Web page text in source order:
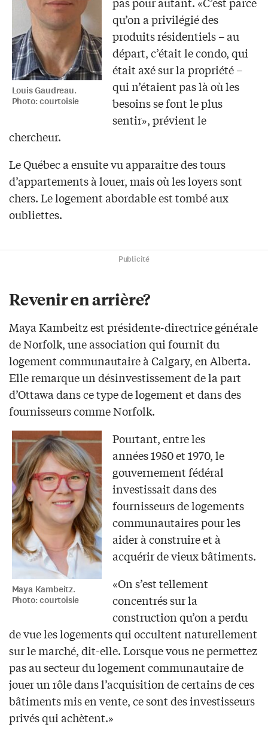
Louis Gaudreau.
Photo: courtoisie
qu’on a privilégié des
produits résidentiels – au
départ, c’était le condo, qui
était axé sur la propriété –
qui n’étaient pas là où les
besoins se font le plus
sentir», prévient le
chercheur.
Le Québec a ensuite vu apparaitre des tours
d’appartements à louer, mais où les loyers sont
chers. Le logement abordable est tombé aux
oubliettes.
Publicité
Revenir en arrière?
Maya Kambeitz est présidente-directrice générale
de Norfolk, une association qui fournit du
logement communautaire à Calgary, en Alberta.
Elle remarque un désinvestissement de la part
d’Ottawa dans ce type de logement et dans des
fournisseurs comme Norfolk.
Maya Kambeitz.
Photo: courtoisie
Pourtant, entre les
années 1950 et 1970, le
gouvernement fédéral
investissait dans des
fournisseurs de logements
communautaires pour les
aider à construire et à
acquérir de vieux bâtiments.
«On s’est tellement
concentrés sur la
construction qu’on a perdu
de vue les logements qui occultent naturellement
sur le marché, dit-elle. Lorsque vous ne permettez
pas au secteur du logement communautaire de
jouer un rôle dans l’acquisition de certains de ces
bâtiments mis en vente, ce sont des investisseurs
privés qui achètent.»